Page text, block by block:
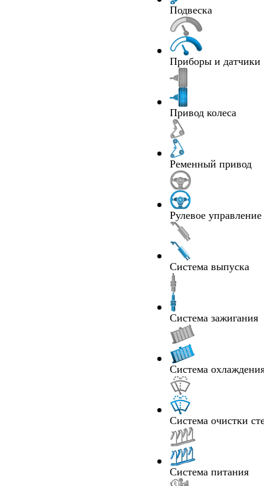
Подвеска
Приборы и датчики
Привод колеса
Ременный привод
Рулевое управление
Система выпуска
Система зажигания
Система
Система очистки
Система питания